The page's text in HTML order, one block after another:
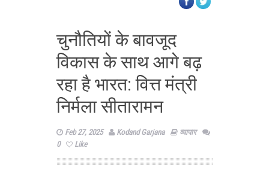
चुनौतियों के बावजूद
विकास के साथ आगे बढ़
रहा है भारत: वित्त मंत्री
निर्मला सीतारामन
Feb 27, 2025 Kodand Garjana
व्यापार
0
Like